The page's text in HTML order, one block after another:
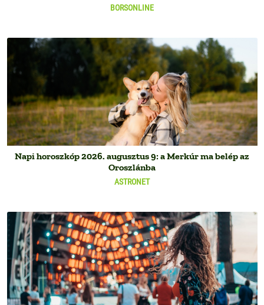
BORSONLINE
ASTRONET
Napi horoszkóp 2026. augusztus 9: a Merkúr ma belép az
Oroszlánba